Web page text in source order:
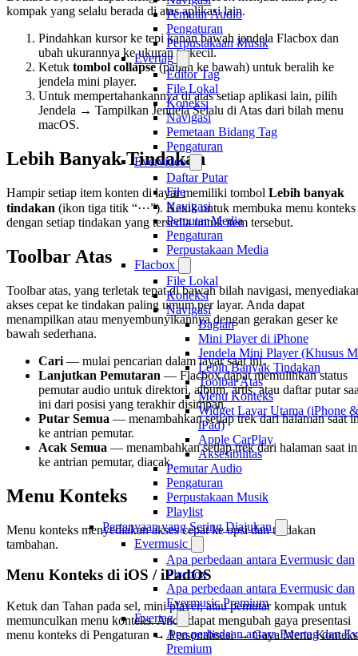
Pemutar Audio
Pengaturan
Perpustakaan Musik
Evertag
Editor Tag
File Lokal
Koneksi
Navigasi
Pemetaan Bidang Tag
Pengaturan
Evervideo
Daftar Putar
File
Navigasi
Pemutar Media
Pengaturan
Perpustakaan Media
Flacbox
File Lokal
Koneksi
Navigasi
Bagian
Mini Player di iPhone
Jendela Mini Player (Khusus
Lebih Banyak Tindakan
Toolbar Atas
Menu Konteks
Widget Layar Utama (iPhone &
iPad)
Apple CarPlay
Aksesibilitas
Pemutar Audio
Pengaturan
Perpustakaan Musik
Playlist
Pertanyaan yang Sering Diajukan
Evermusic
Apa perbedaan antara Evermusic dan
Flacbox
Apa perbedaan antara Evermusic dan
Evermusic Premium
Evertag
Apa perbedaan antara Evertag dan
Premium
kompak yang selalu berada di atas aplikasi lain.
Pindahkan kursor ke tepi kanan bawah jendela Flacbox dan
ubah ukurannya ke ukuran terkecil.
Ketuk tombol collapse(panah ke bawah) untuk beralih ke
jendela mini player.
Untuk mempertahankannya di atas setiap aplikasi lain, pilih
Jendela → Tampilkan Jendela Selalu di Atas dari bilah menu
macOS.
Lebih Banyak Tindakan
Hampir setiap item konten di layar memiliki tombol Lebih banyak
tindakan (ikon tiga titik “⋯”). Ketuk untuk membuka menu konteks
dengan setiap tindakan yang tersedia untuk item tersebut.
Toolbar Atas
Toolbar atas, yang terletak tepat di bawah bilah navigasi,
akses cepat ke tindakan paling umum per layar. Anda dapat
menampilkan atau menyembunyikannya dengan gerakan geser ke
bawah sederhana.
Cari — mulai pencarian dalam layar saat ini.
Lanjutkan Pemutaran — Flacbox dapat memulihkan status
pemutar audio untuk direktori, album, artis, atau daftar putar
ini dari posisi yang terakhir disimpan.
Putar Semua — menambahkan setiap trek dari halaman saat
ke antrian pemutar.
Acak Semua — menambahkan setiap trek dari halaman saat
ke antrian pemutar, diacak.
Menu Konteks
Menu konteks menyediakan akses cepat ke opsi dan tindakan
tambahan.
Menu Konteks di iOS / iPadOS
Ketuk dan Tahan pada sel, mini player, atau pemutar kompak untuk
memunculkan menu konteks. Anda dapat mengubah gaya presentasi
menu konteks di Pengaturan → Personalisasi → Gaya Menu